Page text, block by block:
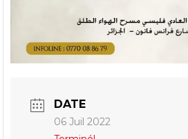
DATE
06 Juil 2022